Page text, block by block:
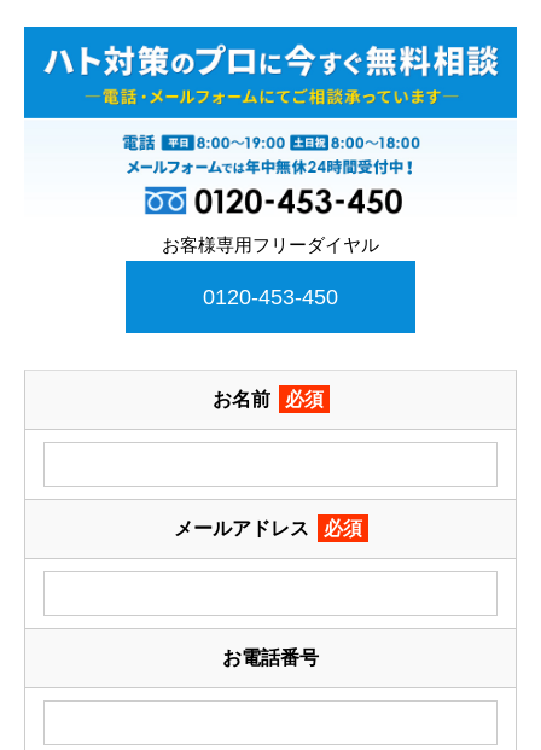
お客様専用フリーダイヤル
0120-453-450
お名前 必須
メールアドレス 必須
お電話番号